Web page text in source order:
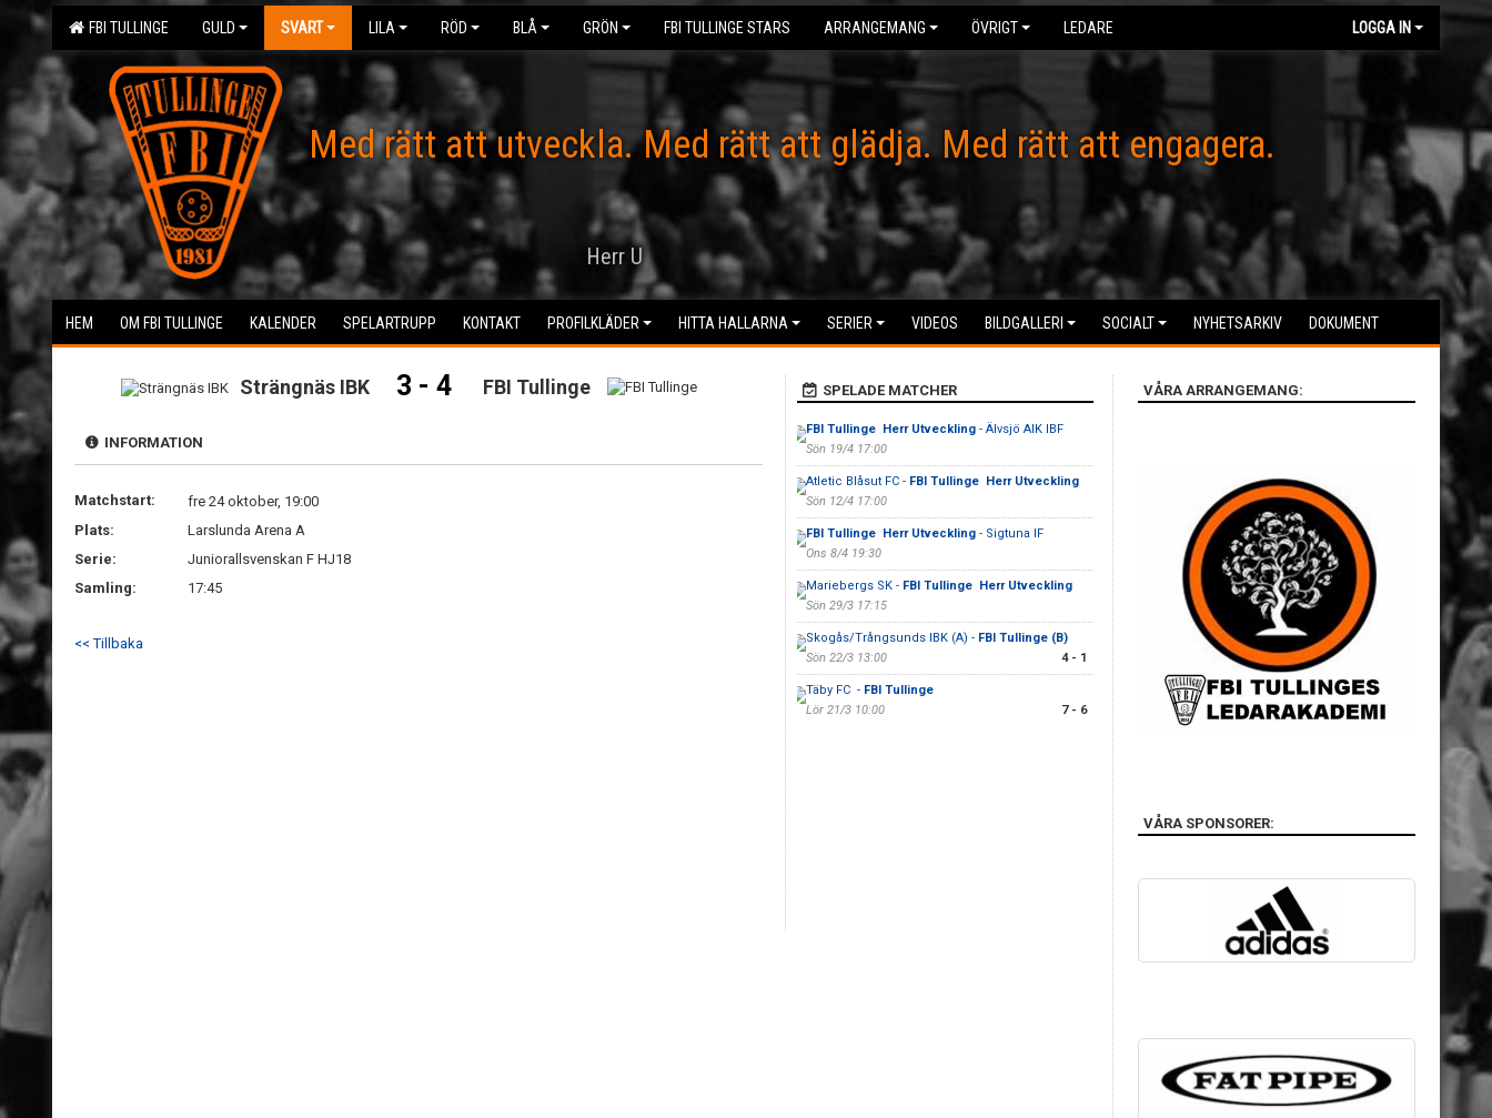
FBI TULLINGE GULD SVART LILA RÖD BLÅ GRÖN FBI TULLINGE STARS ARRANGEMANG ÖVRIGT LEDARE LOGGA IN
Med rätt att utveckla. Med rätt att glädja. Med rätt att engagera.
Herr U
HEM OM FBI TULLINGE KALENDER SPELARTRUPP KONTAKT PROFILKLÄDER HITTA HALLARNA SERIER VIDEOS BILDGALLERI SOCIALT NYHETSARKIV DOKUMENT
Strängnäs IBK 3 - 4 FBI Tullinge
INFORMATION
Matchstart:
fre 24 oktober, 19:00
Plats:
Larslunda Arena A
Serie:
Juniorallsvenskan F HJ18
Samling:
17:45
<< Tillbaka
SPELADE MATCHER
FBI Tullinge Herr Utveckling- Älvsjö AIK IBF
Sön 19/4 17:00
Atletic Blåsut FC - FBI Tullinge Herr Utveckling
Sön 12/4 17:00
FBI Tullinge Herr Utveckling- Sigtuna IF
Ons 8/4 19:30
Mariebergs SK - FBI Tullinge Herr Utveckling
Sön 29/3 17:15
Skogås/Trångsunds IBK (A) - FBI Tullinge (B)
Sön 22/3 13:00
4 - 1
Täby FC - FBI Tullinge
Lör 21/3 10:00
7 - 6
VÅRA ARRANGEMANG:
VÅRA SPONSORER: